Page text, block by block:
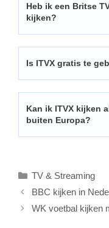
Heb ik een Britse
kijken?
Is ITVX gratis te
Kan ik ITVX kijken
buiten Europa?
Categorieën
TV & Streaming
BBC kijken in
WK voetbal kijken